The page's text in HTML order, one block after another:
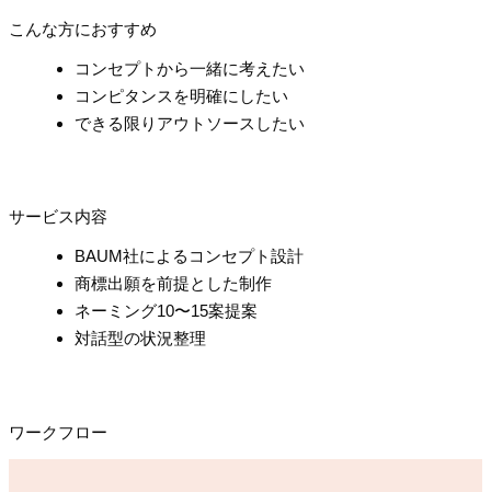
こんな方におすすめ
コンセプトから一緒に考えたい
コンピタンスを明確にしたい
できる限りアウトソースしたい
サービス内容
BAUM社によるコンセプト設計
商標出願を前提とした制作
ネーミング10〜15案提案
対話型の状況整理
ワークフロー